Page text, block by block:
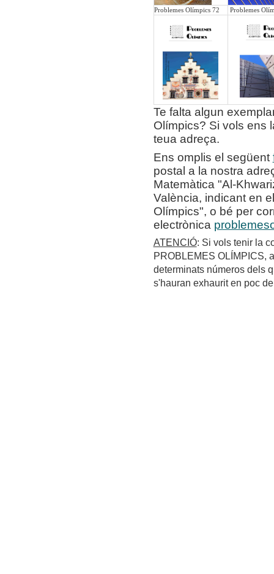
Problemes Olímpics 72 Problemes
Te falta algun
Olímpics? Si vols ens
teua adreça.
Ens omplis el següent
postal a la nostra
Matemàtica "Al-
València, indicant en
Olímpics", o bé per
electrònica
ATENCIÓ: Si vols tenir la
PROBLEMES OLÍMPICS,
determinats números dels
s'hauran exhaurit en poc